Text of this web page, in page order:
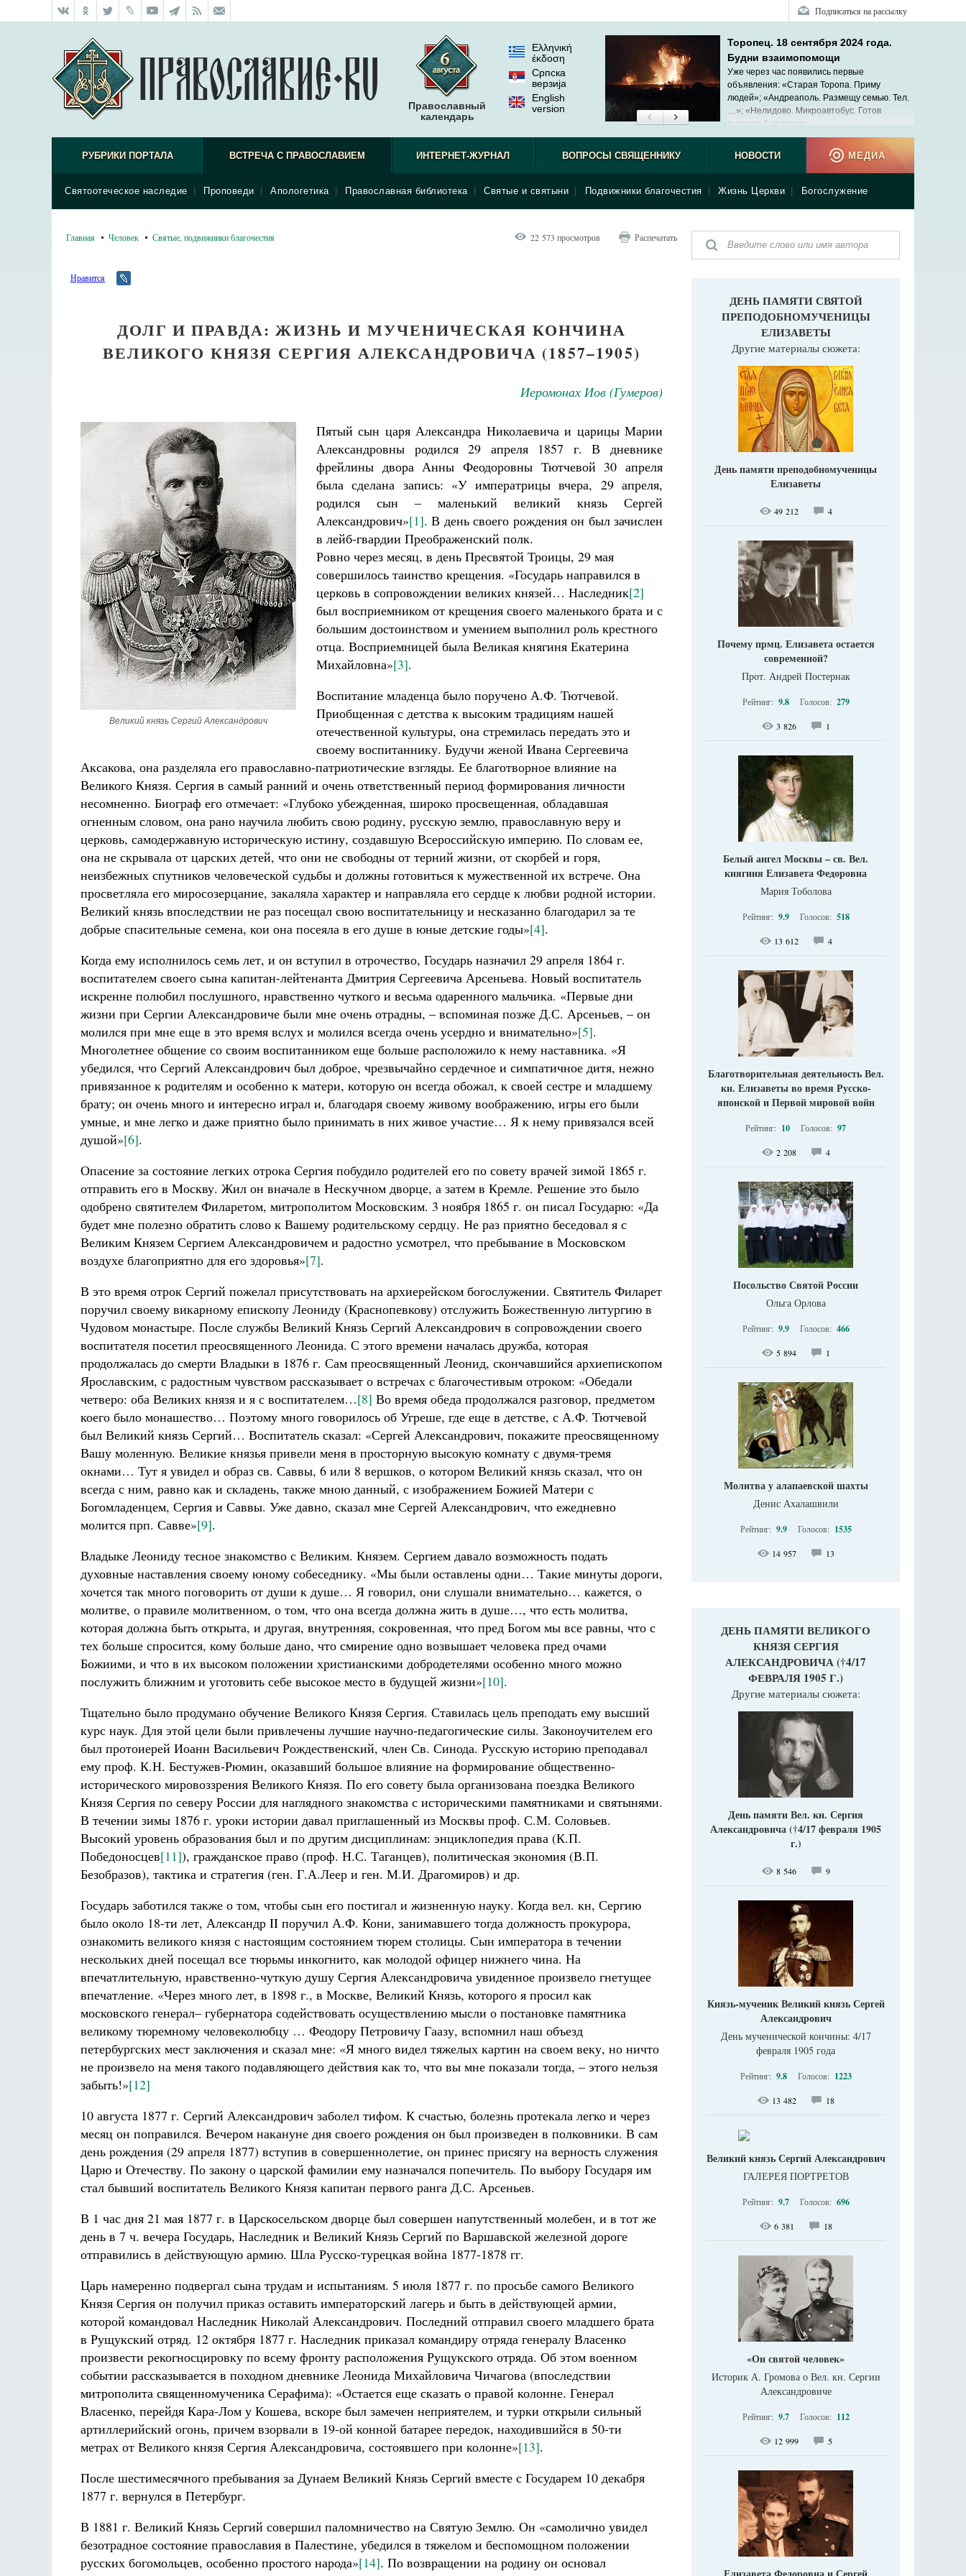
Подписаться на рассылку
Православный
календарь
Ελληνική
έκδοση
Српска
верзиjа
English
version
Торопец. 18 сентября 2024 года.
Будни взаимопомощи
Уже через час появились первые
объявления: «Старая Торопа. Приму
людей»; «Андреаполь. Размещу семью. Тел.
…»; «Нелидово. Микроавтобус. Готов
вывезти 8 человек»...
РУБРИКИ ПОРТАЛА ВСТРЕЧА С ПРАВОСЛАВИЕМ
Святоотеческое наследие Проповеди Апологетика Православная библиотека Святые и святыни Подвижники благочестия Жизнь Церкви Богослужение
ИНТЕРНЕТ-ЖУРНАЛ ВОПРОСЫ СВЯЩЕННИКУ НОВОСТИ МЕДИА
Главная Человек Святые, подвижники благочестия 22 573 просмотров Распечатать
Нравится
ДОЛГ И ПРАВДА: ЖИЗНЬ И МУЧЕНИЧЕСКАЯ КОНЧИНА
ВЕЛИКОГО КНЯЗЯ СЕРГИЯ АЛЕКСАНДРОВИЧА (1857–1905)
Иеромонах Иов (Гумеров)
Великий князь Сергий Александрович
Пятый сын царя Александра Николаевича и царицы Марии
Александровны родился 29 апреля 1857 г. В дневнике
фрейлины двора Анны Феодоровны Тютчевой 30 апреля
была сделана запись: «У императрицы вчера, 29 апреля,
родился сын – маленький великий князь Сергей
Александрович»[1]. В день своего рождения он был зачислен
в лейб-гвардии Преображенский полк.
Ровно через месяц, в день Пресвятой Троицы, 29 мая
совершилось таинство крещения. «Государь направился в
церковь в сопровождении великих князей… Наследник[2]
был восприемником от крещения своего маленького брата и с
большим достоинством и умением выполнил роль крестного
отца. Восприемницей была Великая княгиня Екатерина
Михайловна»[3].
Воспитание младенца было поручено А.Ф. Тютчевой.
Приобщенная с детства к высоким традициям нашей
отечественной культуры, она стремилась передать это и
своему воспитаннику. Будучи женой Ивана Сергеевича
Аксакова, она разделяла его православно-патриотические взгляды. Ее благотворное влияние на
Великого Князя. Сергия в самый ранний и очень ответственный период формирования личности
несомненно. Биограф его отмечает: «Глубоко убежденная, широко просвещенная, обладавшая
огненным словом, она рано научила любить свою родину, русскую землю, православную веру и
церковь, самодержавную историческую истину, создавшую Всероссийскую империю. По словам ее,
она не скрывала от царских детей, что они не свободны от терний жизни, от скорбей и горя,
неизбежных спутников человеческой судьбы и должны готовиться к мужественной их встрече. Она
просветляла его миросозерцание, закаляла характер и направляла его сердце к любви родной истории.
Великий князь впоследствии не раз посещал свою воспитательницу и несказанно благодарил за те
добрые спасительные семена, кои она посеяла в его душе в юные детские годы»[4].
Когда ему исполнилось семь лет, и он вступил в отрочество, Государь назначил 29 апреля 1864 г.
воспитателем своего сына капитан-лейтенанта Дмитрия Сергеевича Арсеньева. Новый воспитатель
искренне полюбил послушного, нравственно чуткого и весьма одаренного мальчика. «Первые дни
жизни при Сергии Александровиче были мне очень отрадны, – вспоминая позже Д.С. Арсеньев, – он
молился при мне еще в это время вслух и молился всегда очень усердно и внимательно»[5].
Многолетнее общение со своим воспитанником еще больше расположило к нему наставника. «Я
убедился, что Сергий Александрович был доброе, чрезвычайно сердечное и симпатичное дитя, нежно
привязанное к родителям и особенно к матери, которую он всегда обожал, к своей сестре и младшему
брату; он очень много и интересно играл и, благодаря своему живому воображению, игры его были
умные, и мне легко и даже приятно было принимать в них живое участие… Я к нему привязался всей
душой»[6].
Опасение за состояние легких отрока Сергия побудило родителей его по совету врачей зимой 1865 г.
отправить его в Москву. Жил он вначале в Нескучном дворце, а затем в Кремле. Решение это было
одобрено святителем Филаретом, митрополитом Московским. 3 ноября 1865 г. он писал Государю: «Да
будет мне полезно обратить слово к Вашему родительскому сердцу. Не раз приятно беседовал я с
Великим Князем Сергием Александровичем и радостно усмотрел, что пребывание в Московском
воздухе благоприятно для его здоровья»[7].
В это время отрок Сергий пожелал присутствовать на архиерейском богослужении. Святитель Филарет
поручил своему викарному епископу Леониду (Краснопевкову) отслужить Божественную литургию в
Чудовом монастыре. После службы Великий Князь Сергий Александрович в сопровождении своего
воспитателя посетил преосвященного Леонида. С этого времени началась дружба, которая
продолжалась до смерти Владыки в 1876 г. Сам преосвященный Леонид, скончавшийся архиепископом
Ярославским, с радостным чувством рассказывает о встречах с благочестивым отроком: «Обедали
четверо: оба Великих князя и я с воспитателем…[8] Во время обеда продолжался разговор, предметом
коего было монашество… Поэтому много говорилось об Угреше, где еще в детстве, с А.Ф. Тютчевой
был Великий князь Сергий… Воспитатель сказал: «Сергей Александрович, покажите преосвященному
Вашу моленную. Великие князья привели меня в просторную высокую комнату с двумя-тремя
окнами… Тут я увидел и образ св. Саввы, 6 или 8 вершков, о котором Великий князь сказал, что он
всегда с ним, равно как и складень, также мною данный, с изображением Божией Матери с
Богомладенцем, Сергия и Саввы. Уже давно, сказал мне Сергей Александрович, что ежедневно
молится прп. Савве»[9].
Владыке Леониду тесное знакомство с Великим. Князем. Сергием давало возможность подать
духовные наставления своему юному собеседнику. «Мы были оставлены одни… Такие минуты дороги,
хочется так много поговорить от души к душе… Я говорил, они слушали внимательно… кажется, о
молитве, о правиле молитвенном, о том, что она всегда должна жить в душе…, что есть молитва,
которая должна быть открыта, и другая, внутренняя, сокровенная, что пред Богом мы все равны, что с
тех больше спросится, кому больше дано, что смирение одно возвышает человека пред очами
Божиими, и что в их высоком положении христианскими добродетелями особенно много можно
послужить ближним и уготовить себе высокое место в будущей жизни»[10].
Тщательно было продумано обучение Великого Князя Сергия. Ставилась цель преподать ему высший
курс наук. Для этой цели были привлечены лучшие научно-педагогические силы. Законоучителем его
был протоиерей Иоанн Васильевич Рождественский, член Св. Синода. Русскую историю преподавал
ему проф. К.Н. Бестужев-Рюмин, оказавший большое влияние на формирование общественно-
исторического мировоззрения Великого Князя. По его совету была организована поездка Великого
Князя Сергия по северу России для наглядного знакомства с историческими памятниками и святынями.
В течении зимы 1876 г. уроки истории давал приглашенный из Москвы проф. С.М. Соловьев.
Высокий уровень образования был и по другим дисциплинам: энциклопедия права (К.П.
Победоносцев[11]), гражданское право (проф. Н.С. Таганцев), политическая экономия (В.П.
Безобразов), тактика и стратегия (ген. Г.А.Леер и ген. М.И. Драгомиров) и др.
Государь заботился также о том, чтобы сын его постигал и жизненную науку. Когда вел. кн, Сергию
было около 18-ти лет, Александр II поручил А.Ф. Кони, занимавшего тогда должность прокурора,
ознакомить великого князя с настоящим состоянием тюрем столицы. Сын императора в течении
нескольких дней посещал все тюрьмы инкогнито, как молодой офицер нижнего чина. На
впечатлительную, нравственно-чуткую душу Сергия Александровича увиденное произвело гнетущее
впечатление. «Через много лет, в 1898 г., в Москве, Великий Князь, которого я просил как
московского генерал– губернатора содействовать осуществлению мысли о постановке памятника
великому тюремному человеколюбцу … Феодору Петровичу Гаазу, вспомнил наш объезд
петербургских мест заключения и сказал мне: «Я много видел тяжелых картин на своем веку, но ничто
не произвело на меня такого подавляющего действия как то, что вы мне показали тогда, – этого нельзя
забыть!»[12]
10 августа 1877 г. Сергий Александрович заболел тифом. К счастью, болезнь протекала легко и через
месяц он поправился. Вечером накануне дня своего рождения он был произведен в полковники. В сам
день рождения (29 апреля 1877) вступив в совершеннолетие, он принес присягу на верность служения
Царю и Отечеству. По закону о царской фамилии ему назначался попечитель. По выбору Государя им
стал бывший воспитатель Великого Князя капитан первого ранга Д.С. Арсеньев.
В 1 час дня 21 мая 1877 г. в Царскосельском дворце был совершен напутственный молебен, и в тот же
день в 7 ч. вечера Государь, Наследник и Великий Князь Сергий по Варшавской железной дороге
отправились в действующую армию. Шла Русско-турецкая война 1877-1878 гг.
Царь намеренно подвергал сына трудам и испытаниям. 5 июля 1877 г. по просьбе самого Великого
Князя Сергия он получил приказ оставить императорский лагерь и быть в действующей армии,
которой командовал Наследник Николай Александрович. Последний отправил своего младшего брата
в Рущукский отряд. 12 октября 1877 г. Наследник приказал командиру отряда генералу Власенко
произвести рекогносцировку по всему фронту расположения Рущукского отряда. Об этом военном
событии рассказывается в походном дневнике Леонида Михайловича Чичагова (впоследствии
митрополита священномученика Серафима): «Остается еще сказать о правой колонне. Генерал
Власенко, перейдя Кара-Лом у Кошева, вскоре был замечен неприятелем, и турки открыли сильный
артиллерийский огонь, причем взорвали в 19-ой конной батарее передок, находившийся в 50-ти
метрах от Великого князя Сергия Александровича, состоявшего при колонне»[13].
После шестимесячного пребывания за Дунаем Великий Князь Сергий вместе с Государем 10 декабря
1877 г. вернулся в Петербург.
В 1881 г. Великий Князь Сергий совершил паломничество на Святую Землю. Он «самолично увидел
безотрадное состояние православия в Палестине, убедился в тяжелом и беспомощном положении
русских богомольцев, особенно простого народа»[14]. По возвращении на родину он основал
ДЕНЬ ПАМЯТИ СВЯТОЙ
ПРЕПОДОБНОМУЧЕНИЦЫ
ЕЛИЗАВЕТЫ
Другие материалы сюжета:
День памяти преподобномученицы
Елизаветы
49 212 4
Почему прмц. Елизавета остается
современной?
Прот. Андрей Постернак
Рейтинг: 9.8 Голосов: 279
3 826 1
Белый ангел Москвы – св. Вел.
княгиня Елизавета Федоровна
Мария Тоболова
Рейтинг: 9.9 Голосов: 518
13 612 4
Благотворительная деятельность Вел.
кн. Елизаветы во время Русско-
японской и Первой мировой войн
Рейтинг: 10 Голосов: 97
2 208 4
Посольство Святой России
Ольга Орлова
Рейтинг: 9.9 Голосов: 466
5 894 1
Молитва у алапаевской шахты
Денис Ахалашвили
Рейтинг: 9.9 Голосов: 1535
14 957 13
ДЕНЬ ПАМЯТИ ВЕЛИКОГО
КНЯЗЯ СЕРГИЯ
АЛЕКСАНДРОВИЧА (†4/17
ФЕВРАЛЯ 1905 Г.)
Другие материалы сюжета:
День памяти Вел. кн. Сергия
Александровича (†4/17 февраля 1905
г.)
8 546 9
Князь-мученик Великий князь Сергей
Александрович
День мученической кончины: 4/17
февраля 1905 года
Рейтинг: 9.8 Голосов: 1223
13 482 18
Великий князь Сергий Александрович
ГАЛЕРЕЯ ПОРТРЕТОВ
Рейтинг: 9.7 Голосов: 696
6 381 18
«Он святой человек»
Историк А. Громова о Вел. кн. Сергии
Александровиче
Рейтинг: 9.7 Голосов: 112
12 999 5